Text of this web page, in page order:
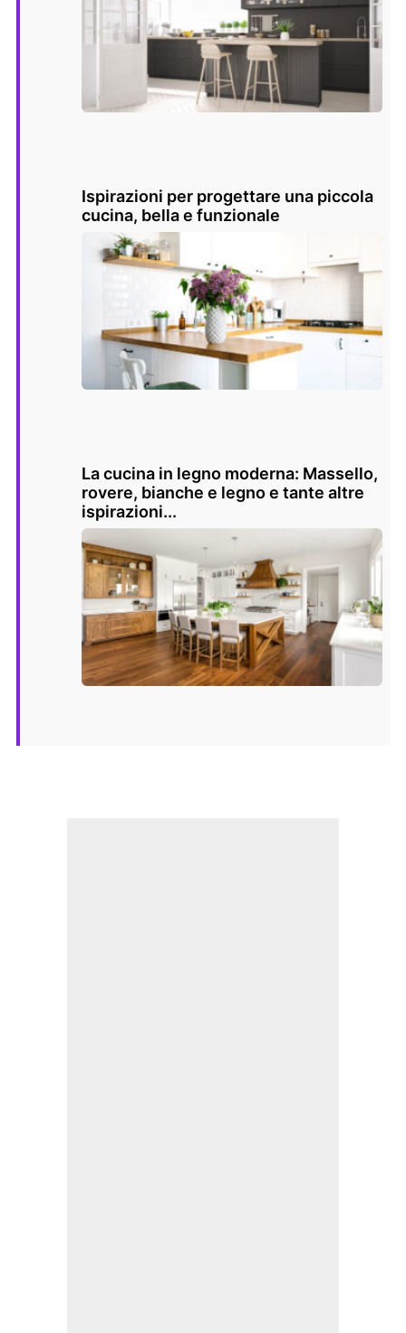
Ispirazioni per progettare una piccola
cucina, bella e funzionale
La cucina in legno moderna: Massello,
rovere, bianche e legno e tante altre
ispirazioni...